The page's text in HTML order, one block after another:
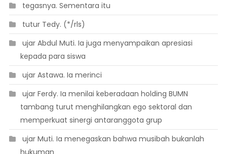
 tegasnya. Sementara itu
 tutur Tedy. (*/rls)
 ujar Abdul Muti. Ia juga menyampaikan apresiasi
kepada para siswa
 ujar Astawa. Ia merinci
 ujar Ferdy. Ia menilai keberadaan holding BUMN
tambang turut menghilangkan ego sektoral dan
memperkuat sinergi antaranggota grup
 ujar Muti. Ia menegaskan bahwa musibah bukanlah